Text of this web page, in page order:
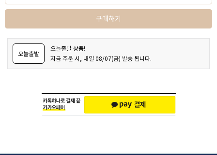
구매하기
오늘출발
오늘출발 상품!
지금 주문 시, 내일 08/07(금) 발송 됩니다.